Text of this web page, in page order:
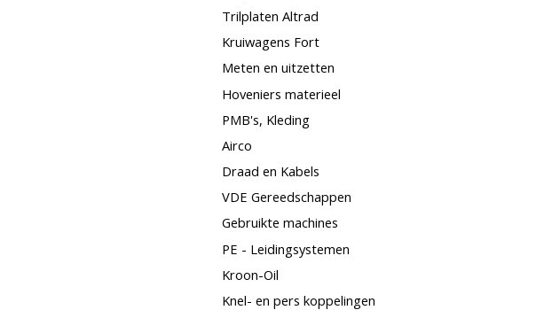
Trilplaten Altrad
Kruiwagens Fort
Meten en uitzetten
Hoveniers materieel
PMB's, Kleding
Airco
Draad en Kabels
VDE Gereedschappen
Gebruikte machines
PE - Leidingsystemen
Kroon-Oil
Knel- en pers koppelingen